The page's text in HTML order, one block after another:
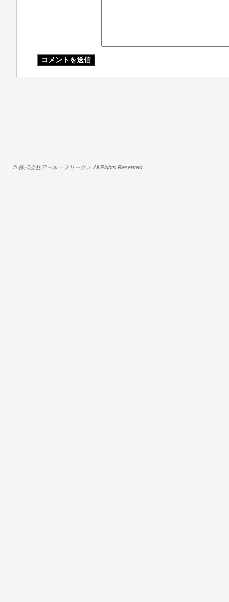
© 株式会社アール・フリークス All Rights Reserved.